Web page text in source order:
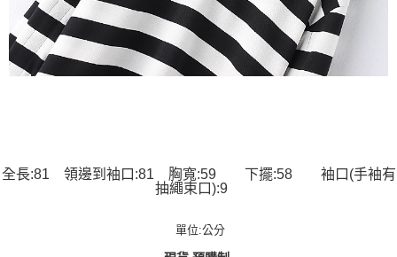
全長:81 領邊到袖口:81 胸寬:59 下擺:58 袖口(手袖有
抽繩束口):9
單位:公分